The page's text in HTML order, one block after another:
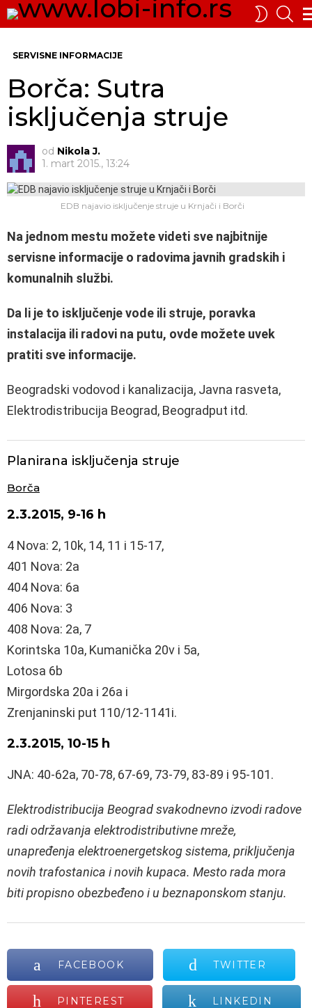
SWITCH
SKIN
SERVISNE INFORMACIJE
Borča: Sutra
isključenja struje
od Nikola J.
1. mart 2015., 13:24
EDB najavio isključenje struje u Krnjači i Borči
Na jednom mestu možete videti sve najbitnije
servisne informacije o radovima javnih gradskih i
komunalnih službi.
Da li je to isključenje vode ili struje, poravka
instalacija ili radovi na putu, ovde možete uvek
pratiti sve informacije.
Beogradski vodovod i kanalizacija, Javna rasveta,
Elektrodistribucija Beograd, Beogradput itd.
Planirana isključenja struje
Borča
2.3.2015, 9-16 h
4 Nova: 2, 10k, 14, 11 i 15-17,
401 Nova: 2a
404 Nova: 6a
406 Nova: 3
408 Nova: 2a, 7
Korintska 10a, Kumanička 20v i 5a,
Lotosa 6b
Mirgordska 20a i 26a i
Zrenjaninski put 110/12-1141i.
2.3.2015, 10-15 h
JNA: 40-62a, 70-78, 67-69, 73-79, 83-89 i 95-101.
Elektrodistribucija Beograd svakodnevno izvodi radove
radi održavanja elektrodistributivne mreže,
unapređenja elektroenergetskog sistema, priključenja
novih trafostanica i novih kupaca. Mesto rada mora
biti propisno obezbeđeno i u beznaponskom stanju.
FACEBOOK TWITTER
PINTEREST LINKEDIN